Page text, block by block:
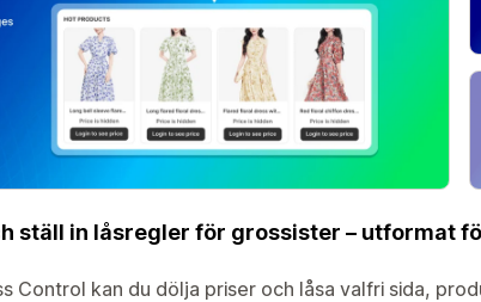
ställ in låsregler för grossister – utformat
Control kan du dölja priser och låsa valfri sida,